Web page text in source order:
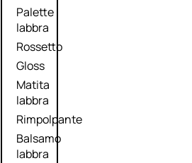
Palette
labbra
Rossetto
Gloss
Matita
labbra
Rimpolpante
Balsamo
labbra